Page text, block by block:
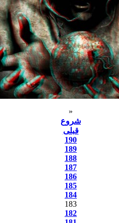
«
شروع
قبلی
190
189
188
187
186
185
184
183
182